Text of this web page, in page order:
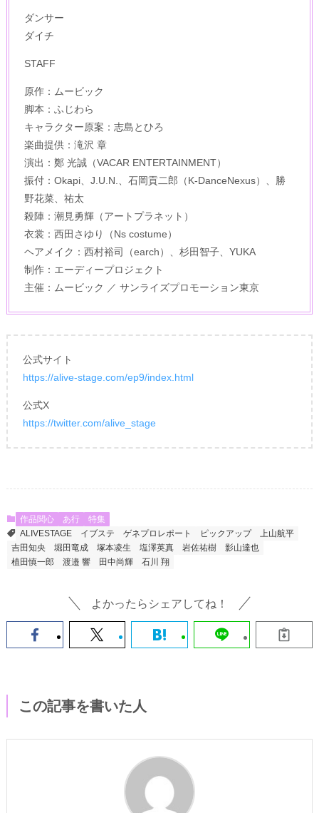
ダンサー
ダイチ
STAFF
原作：ムービック
脚本：ふじわら
キャラクター原案：志島とひろ
楽曲提供：滝沢 章
演出：鄭 光誠（VACAR ENTERTAINMENT）
振付：Okapi、J.U.N.、石岡貢二郎（K-DanceNexus）、勝
野花菜、祐太
殺陣：潮見勇輝（アートプラネット）
衣裳：西田さゆり（Ns costume）
ヘアメイク：西村裕司（earch）、杉田智子、YUKA
制作：エーディープロジェクト
主催：ムービック ／ サンライズプロモーション東京
公式サイト
https://alive-stage.com/ep9/index.html
公式X
https://twitter.com/alive_stage
作品関心 あ行
特集
ALIVESTAGE
イブステ ゲネプロレポート ピックアップ
上山航平
吉田知央
堀田竜成 塚本凌生 塩澤英真 岩佐祐樹
影山達也
植田慎一郎
渡邉 響 田中尚輝 石川 翔
よかったらシェアしてね！
この記事を書いた人